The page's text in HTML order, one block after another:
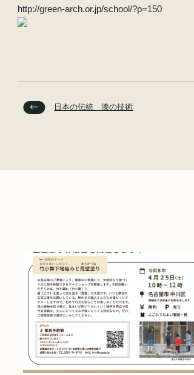
http://green-arch.or.jp/school/?p=150
日本の伝統 漆の技術